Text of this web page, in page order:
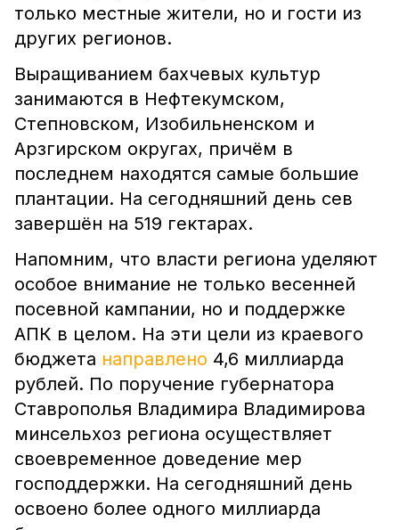
только местные жители, но и гости из
других регионов.
Выращиванием бахчевых культур
занимаются в Нефтекумском,
Степновском, Изобильненском и
Арзгирском округах, причём в
последнем находятся самые большие
плантации. На сегодняшний день сев
завершён на 519 гектарах.
Напомним, что власти региона уделяют
особое внимание не только весенней
посевной кампании, но и поддержке
АПК в целом. На эти цели из краевого
бюджета направлено 4,6 миллиарда
рублей. По поручение губернатора
Ставрополья Владимира Владимирова
минсельхоз региона осуществляет
своевременное доведение мер
господдержки. На сегодняшний день
освоено более одного миллиарда